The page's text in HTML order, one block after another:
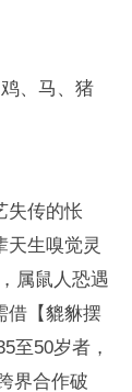
、马、猪
失传的怅
天生嗅觉灵
属鼠人恐遇
借【貔貅摆
至50岁者，
界合作破